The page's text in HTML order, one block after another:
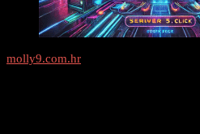
molly9.com.hr